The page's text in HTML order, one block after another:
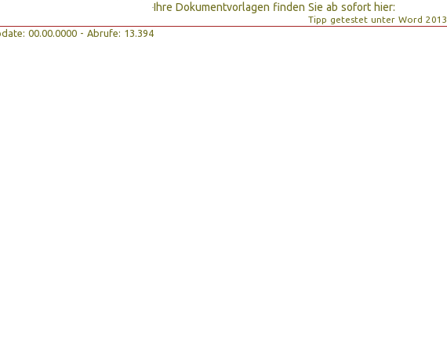
Ihre Dokumentvorlagen finden Sie ab sofort hier:
Tipp getestet unter Word 2013
00.00.0000 - Abrufe: 13.394